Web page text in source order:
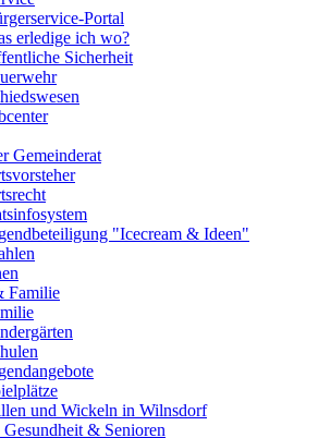
Portal
erledige ich wo?
Sicherheit
Gemeinderat
"Icecream & Ideen"
Familie
und Wickeln in Wilnsdorf
Gesundheit & Senioren